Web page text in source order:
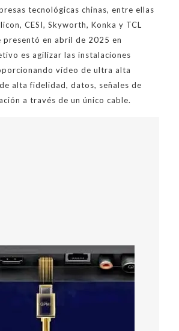
tecnológicas chinas, entre ellas
CESI, Skyworth, Konka y TCL
presentó en abril de 2025 en
es agilizar las instalaciones
vídeo de ultra alta
alta fidelidad, datos, señales de
a través de un único cable.